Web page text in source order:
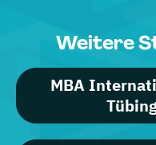
Weitere
MBA